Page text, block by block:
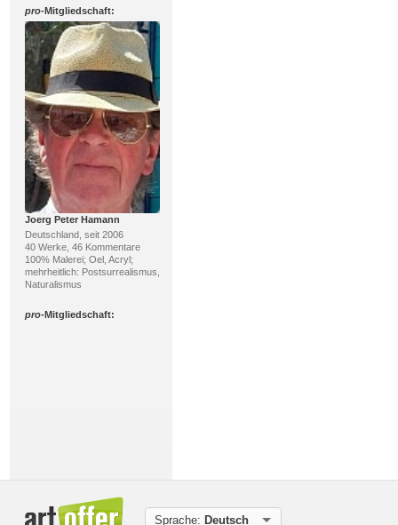
pro-Mitgliedschaft:
Joerg Peter Hamann
Deutschland, seit 2006
40 Werke, 46 Kommentare
100% Malerei; Oel, Acryl;
mehrheitlich: Postsurrealismus,
Naturalismus
pro-Mitgliedschaft:
77% Malerei, 23%
Skulptur/Plastik; Mischtechnik,Sprache: Deutsch